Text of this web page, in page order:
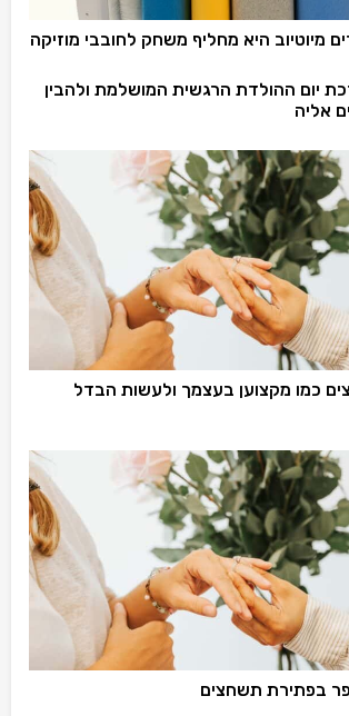
מיוטיוב היא מחליף משחק לחובבי מוזיקה
יום ההולדת הרגשית המושלמת ולהבין
אליה
כמו מקצוען בעצמך ולעשות הבדל
בפתירת תשחצים